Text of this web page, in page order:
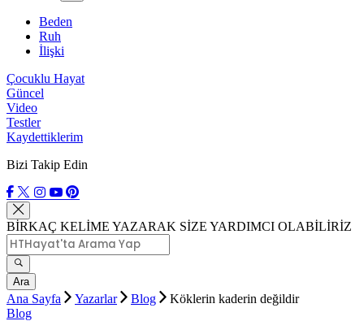
Beden
Ruh
İlişki
Çocuklu Hayat
Güncel
Video
Testler
Kaydettiklerim
Bizi Takip Edin
BİRKAÇ KELİME YAZARAK SİZE YARDIMCI OLABİLİRİZ
Ara
Ana Sayfa Yazarlar Blog
Köklerin kaderin değildir
Blog